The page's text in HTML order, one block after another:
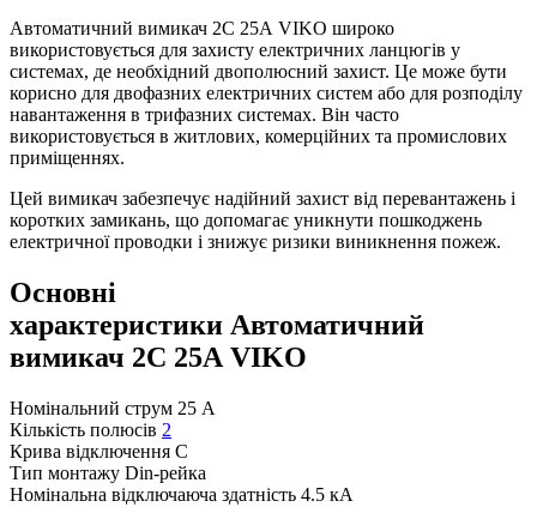
Автоматичний вимикач 2C 25А VIKO широко
використовується для захисту електричних ланцюгів у
системах, де необхідний двополюсний захист. Це може бути
корисно для двофазних електричних систем або для розподілу
навантаження в трифазних системах. Він часто
використовується в житлових, комерційних та промислових
приміщеннях.
Цей вимикач забезпечує надійний захист від перевантажень і
коротких замикань, що допомагає уникнути пошкоджень
електричної проводки і знижує ризики виникнення пожеж.
Основні
характеристики Автоматичний
вимикач 2C 25А VIKO
Номінальний струм 25 А
Кількість полюсів 2
Крива відключення C
Тип монтажу Din-рейка
Номінальна відключаюча здатність 4.5 кА